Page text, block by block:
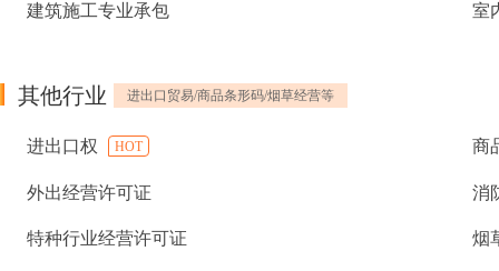
建筑施工专业承包 室
其他行业 进出口贸易/商品条形码/烟草经营等
进出口权 HOT 商
外出经营许可证 消
特种行业经营许可证 烟